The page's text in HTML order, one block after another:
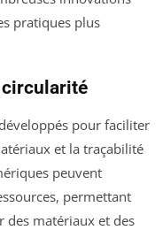
pratiques plus
pour faciliter
et la traçabilité
peuvent
permettant
des matériaux et des